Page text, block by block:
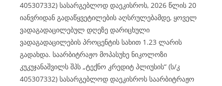
405307332) სასარგებლოდ დაეკისროს, 2026 წლის 20
იანვრიდან გადაწყვეტილების აღსრულებამდე, ყოველ
ვადაგადაცილებულ დღეზე დარიცხული
ვადაგადაცილების პროცენტის სახით 1.23 ლარის
გადახდა. საარბიტრაჟო მოპასუხე ნიკოლოზი
კუკუჯანაშვილს შპს „ტექნო კრედიტ პლიუსის“ (ს/კ
405307332) სასარგებლოდ დაეკისროს საარბიტრაჟო